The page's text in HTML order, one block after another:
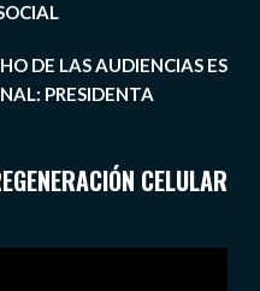
DE LAS AUDIENCIAS ES
PRESIDENTA
CELULAR